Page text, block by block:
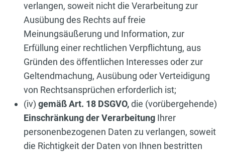
verlangen, soweit nicht die Verarbeitung zur
Ausübung des Rechts auf freie
Meinungsäußerung und Information, zur
Erfüllung einer rechtlichen Verpflichtung, aus
Gründen des öffentlichen Interesses oder zur
Geltendmachung, Ausübung oder Verteidigung
von Rechtsansprüchen erforderlich ist;
(iv) gemäß Art. 18 DSGVO,die (vorübergehende)
Einschränkung der Verarbeitung Ihrer
personenbezogenen Daten zu verlangen, soweit
die Richtigkeit der Daten von Ihnen bestritten